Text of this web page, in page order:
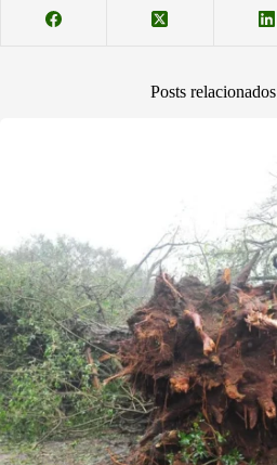
Posts relacionados